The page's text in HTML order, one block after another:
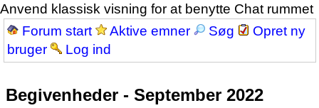
Anvend klassisk visning for at benytte Chat rummet
Forum start
Aktive emner Søg
Opret ny
bruger
Log ind
Begivenheder - September 2022